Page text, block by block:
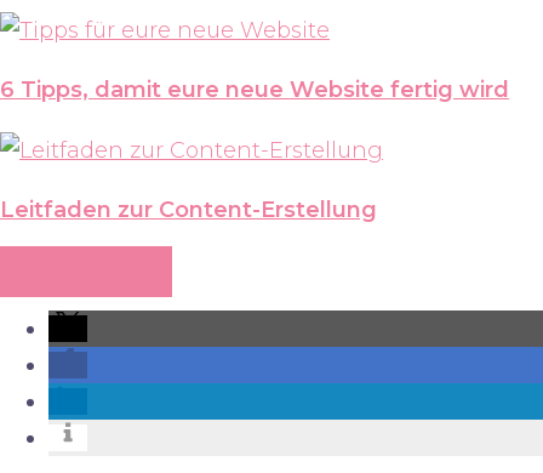
6 Tipps, damit eure neue Website fertig wird
Leitfaden zur Content-Erstellung